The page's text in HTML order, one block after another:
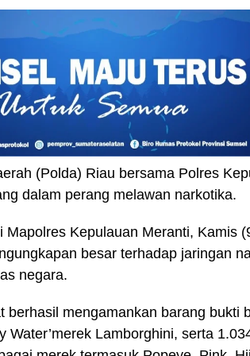
(Polda) Riau bersama Polres
dalam perang melawan narkotika.
Kepulauan Meranti, Kamis
besar terhadap jaringan
negara.
berhasil mengamankan barang bukti
Water’merek Lamborghini, serta